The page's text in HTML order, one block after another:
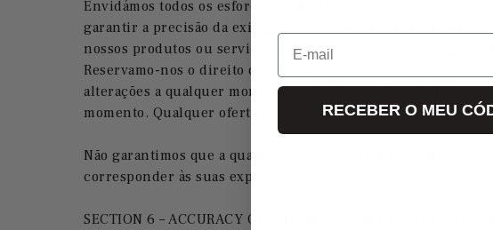
Envidámos todos os esforços para apresentar com a maior
garantir a precisão da exibição das cores no ecrã do seu
nossos produtos ou serviços a qualquer pessoa, região
Reservamo-nos o direito de limitar as quantidades de
alterações a qualquer momento, sem aviso prévio e a nosso
momento. Qualquer oferta de qualquer produto ou serviço
Não garantimos que a qualidade de quaisquer produtos,
corresponder às suas expectativas, nem que quaisquer
SECTION 6 – ACCURACY OF BILLING AND ACCOUNT
E-mail
RECEBER O MEU